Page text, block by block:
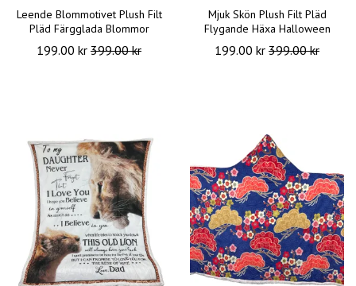
Leende Blommotivet Plush Filt
Pläd Färgglada Blommor
199.00 kr 399.00 kr
Mjuk Skön Plush Filt Pläd
Flygande Häxa Halloween
199.00 kr 399.00 kr